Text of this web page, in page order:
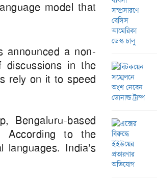
model that
announced a non-
in the
rely on it to speed
Bengaluru-based
According to the
India’s